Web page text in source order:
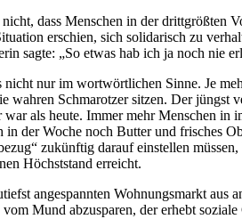
dass Menschen in der
erschien, sich solidarisch zu
sagte: „So etwas hab ich ja noch nie
nur im wortwörtlichen Sinne. Je
wahren Schmarotzer sitzen. Der
als heute. Immer mehr Menschen in
der Woche noch Butter und frisches
zukünftig darauf einstellen
Höchststand erreicht.
angespannten Wohnungsmarkt
Mund abzusparen, der erhebt